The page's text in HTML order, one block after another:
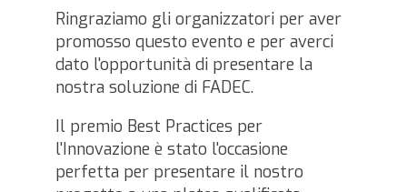
Ringraziamo gli organizzatori per aver
promosso questo evento e per averci
dato l'opportunità di presentare la
nostra soluzione di FADEC.
Il premio Best Practices per
l'Innovazione è stato l'occasione
perfetta per presentare il nostro